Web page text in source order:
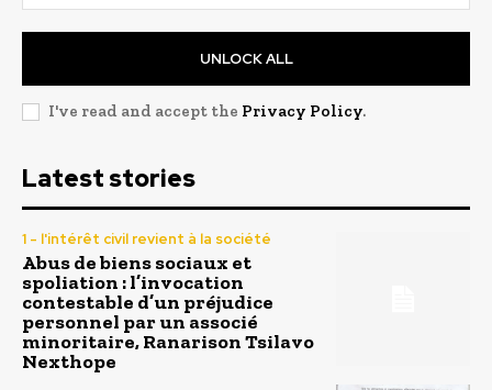
UNLOCK ALL
I've read and accept the Privacy Policy.
Latest stories
1 - l'intérêt civil revient à la société
Abus de biens sociaux et
spoliation : l’invocation
contestable d’un préjudice
personnel par un associé
minoritaire, Ranarison Tsilavo
Nexthope